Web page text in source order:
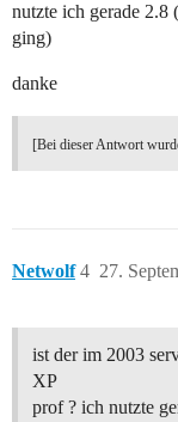
nutzte ich gerade 2.8
ging)
danke
[Bei dieser Antwort
Netwolf 27.
4
ist der im 2003
XP
prof ? ich nutzte